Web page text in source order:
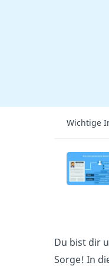
Wichtige
Du bist dir
Sorge! In